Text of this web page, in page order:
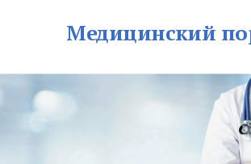
Медицинский